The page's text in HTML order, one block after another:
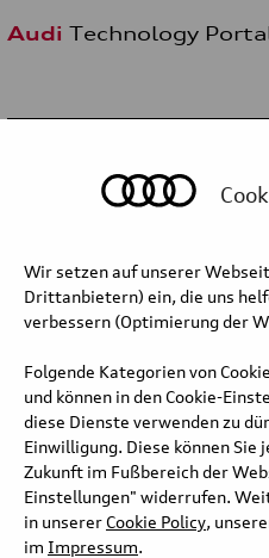
Audi Technology
älteste zuerst
Audi A8 –
Grenzen gesprengt: die
Dynamik-Allradlenkung. Auch
Elektronische Fahrwerkplattform
entkoppelt den Lenkwinkel von
die Grenzen des physikalisch
Luxuslimousine reduziert bei
engen Kurven den Lenkaufwand
nie unruhig. Selbst einen
absolviert der A8
Wir setzen auf unserer
Drittanbietern) ein, die uns
verbessern (Optimierung der
Folgende Kategorien von
und können in den Cookie-
diese Dienste verwenden zu
Einwilligung. Diese können
Zukunft im Fußbereich der
Einstellungen" widerrufen.
in unserer Cookie Policy,
im Impressum.